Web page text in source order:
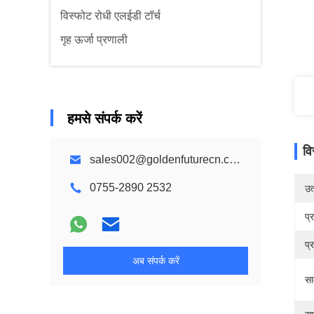
विस्फोट रोधी एलईडी टॉर्च
गृह ऊर्जा प्रणाली
हमसे संपर्क करें
sales002@goldenfuturecn.com
0755-2890 2532
अब संपर्क करें